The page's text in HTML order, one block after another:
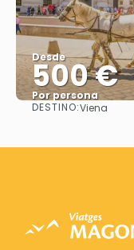
Desde
500 €
Por persona
DESTINO:Viena